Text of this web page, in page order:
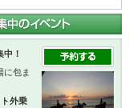
！
に包ま
外乗